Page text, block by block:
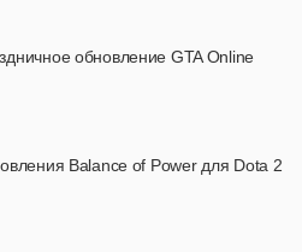
обновление GTA Online
Balance of Power для Dota 2